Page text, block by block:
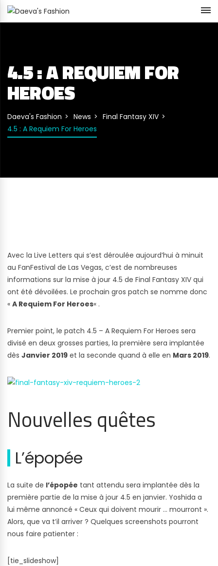
4.5 : A REQUIEM FOR
HEROES
Daeva's Fashion News
Final Fantasy XIV
4.5 : A Requiem For Heroes
Avec la Live Letters qui s’est déroulée aujourd’hui à minuit
au FanFestival de Las Vegas, c’est de nombreuses
informations sur la mise à jour 4.5 de Final Fantasy XIV qui
ont été dévoilées. Le prochain gros patch se nomme donc
« A Requiem For Heroes« .
Premier point, le patch 4.5 – A Requiem For Heroes sera
divisé en deux grosses parties, la première sera implantée
dès Janvier 2019 et la seconde quand à elle en Mars 2019.
Nouvelles quêtes
L’épopée
La suite de l’épopée tant attendu sera implantée dès la
première partie de la mise à jour 4.5 en janvier. Yoshida a
lui même annoncé « Ceux qui doivent mourir … mourront ».
Alors, que va t’il arriver ? Quelques screenshots pourront
nous faire patienter :
[tie_slideshow]